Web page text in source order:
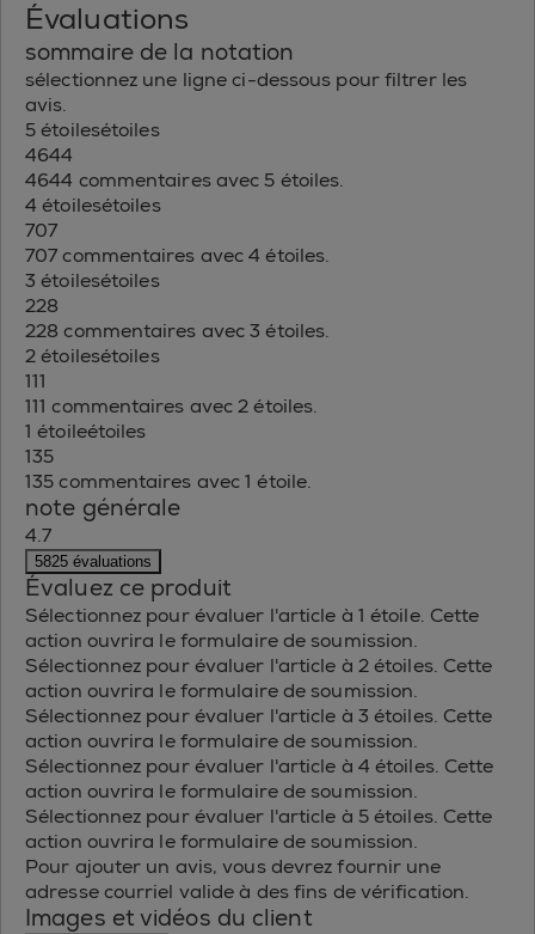
Évaluations
sommaire de la notation
sélectionnez une ligne ci-dessous pour filtrer les
avis.
5 étoilesétoiles
4644
4644 commentaires avec 5 étoiles.
4 étoilesétoiles
707
707 commentaires avec 4 étoiles.
3 étoilesétoiles
228
228 commentaires avec 3 étoiles.
2 étoilesétoiles
111
111 commentaires avec 2 étoiles.
1 étoileétoiles
135
135 commentaires avec 1 étoile.
note générale
4.7
5825 évaluations
Évaluez ce produit
Sélectionnez pour évaluer l'article à 1 étoile. Cette
action ouvrira le formulaire de soumission.
Sélectionnez pour évaluer l'article à 2 étoiles. Cette
action ouvrira le formulaire de soumission.
Sélectionnez pour évaluer l'article à 3 étoiles. Cette
action ouvrira le formulaire de soumission.
Sélectionnez pour évaluer l'article à 4 étoiles. Cette
action ouvrira le formulaire de soumission.
Sélectionnez pour évaluer l'article à 5 étoiles. Cette
action ouvrira le formulaire de soumission.
Pour ajouter un avis, vous devrez fournir une
adresse courriel valide à des fins de vérification.
Images et vidéos du client